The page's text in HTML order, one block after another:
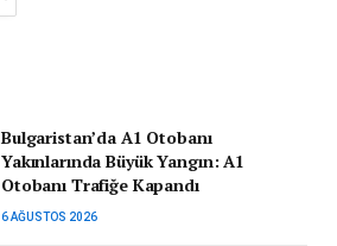
Bulgaristan’da A1 Otobanı
Yakınlarında Büyük Yangın: A1
Otobanı Trafiğe Kapandı
6 AĞUSTOS 2026